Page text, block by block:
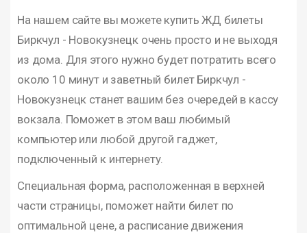
На нашем сайте вы можете купить ЖД билеты
Биркчул - Новокузнецк очень просто и не выходя
из дома. Для этого нужно будет потратить всего
около 10 минут и заветный билет Биркчул -
Новокузнецк станет вашим без очередей в кассу
вокзала. Поможет в этом ваш любимый
компьютер или любой другой гаджет,
подключенный к интернету.
Специальная форма, расположенная в верхней
части страницы, поможет найти билет по
оптимальной цене, а расписание движения